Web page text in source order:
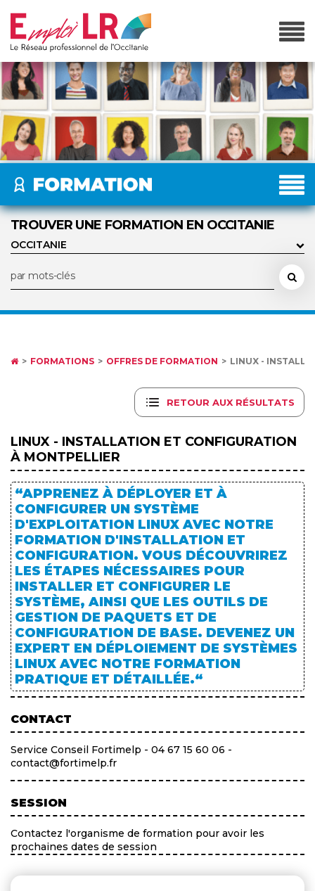
TROUVER UNE FORMATION EN OCCITANIE
FORMATIONS OFFRES DE FORMATION LINUX -
RETOUR AUX RÉSULTATS
LINUX - INSTALLATION ET CONFIGURATION
À MONTPELLIER
“APPRENEZ À DÉPLOYER ET À
CONFIGURER UN SYSTÈME
D'EXPLOITATION LINUX AVEC NOTRE
FORMATION D'INSTALLATION ET
CONFIGURATION. VOUS DÉCOUVRIREZ
LES ÉTAPES NÉCESSAIRES POUR
INSTALLER ET CONFIGURER LE
SYSTÈME, AINSI QUE LES OUTILS DE
GESTION DE PAQUETS ET DE
CONFIGURATION DE BASE. DEVENEZ UN
EXPERT EN DÉPLOIEMENT DE SYSTÈMES
LINUX AVEC NOTRE FORMATION
PRATIQUE ET DÉTAILLÉE.“
CONTACT
Service Conseil Fortimelp - 04 67 15 60 06 -
contact@fortimelp.fr
SESSION
Contactez l'organisme de formation pour avoir les
prochaines dates de session